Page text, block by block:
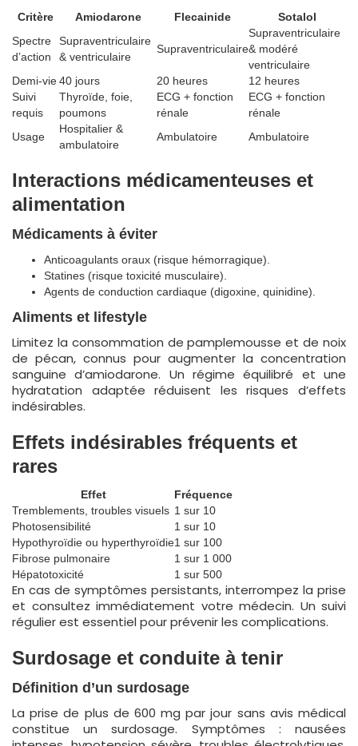
Critère Amiodarone Flecainide
Sotalol
Spectre
d’action
Supraventriculaire
& ventriculaire
Supraventriculaire
Supraventriculaire
& modéré
ventriculaire
Demi-vie40 jours 20 heures
12 heures
Suivi
requis
Thyroïde, foie,
poumons
ECG + fonction
rénale
ECG + fonction
rénale
Usage
Hospitalier &
ambulatoire
Ambulatoire Ambulatoire
Interactions médicamenteuses et
alimentation
Médicaments à éviter
Anticoagulants oraux (risque hémorragique).
Statines (risque toxicité musculaire).
Agents de conduction cardiaque (digoxine, quinidine).
Aliments et lifestyle
Limitez la consommation de pamplemousse et de noix
de pécan, connus pour augmenter la concentration
sanguine d’amiodarone. Un régime équilibré et une
hydratation adaptée réduisent les risques d’effets
indésirables.
Effets indésirables fréquents et
rares
Effet
Fréquence
Tremblements, troubles visuels 1 sur 10
Photosensibilité
1 sur 10
Hypothyroïdie ou hyperthyroïdie1 sur 100
Fibrose pulmonaire
1 sur 1 000
Hépatotoxicité
1 sur 500
En cas de symptômes persistants, interrompez la prise
et consultez immédiatement votre médecin. Un suivi
régulier est essentiel pour prévenir les complications.
Surdosage et conduite à tenir
Définition d’un surdosage
La prise de plus de 600 mg par jour sans avis médical
constitue un surdosage. Symptômes : nausées